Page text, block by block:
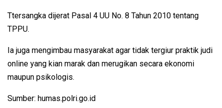
Ttersangka dijerat Pasal 4 UU No. 8 Tahun 2010 tentang
TPPU.
Ia juga mengimbau masyarakat agar tidak tergiur praktik judi
online yang kian marak dan merugikan secara ekonomi
maupun psikologis.
Sumber: humas.polri.go.id